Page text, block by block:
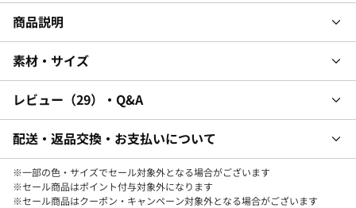
商品説明
素材・サイズ
レビュー 29 ・Q&A
配送・返品交換・お支払いについて
※一部の色・サイズでセール対象外となる場合がございます
※セール商品はポイント付与対象外になります
※セール商品はクーポン・キャンペーン対象外となる場合がございます